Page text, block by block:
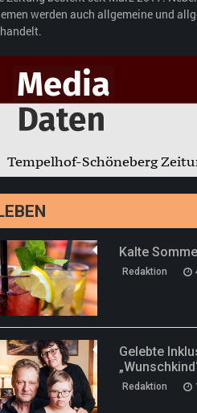
werden auch allgemeine und
Kalte
Redaktion
Gelebte
Redaktion